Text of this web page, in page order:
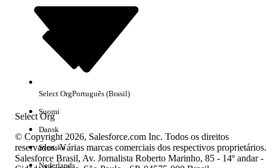
Sem resultados
Select Org
Select OrgPortuguês (Brasil)
Suomi
Dansk
Svenska
Nederlands
© Copyright 2026, Salesforce.com Inc. Todos os direitos
reservados. Várias marcas comerciais dos respectivos proprietários.
Salesforce Brasil, Av. Jornalista Roberto Marinho, 85 - 14º andar -